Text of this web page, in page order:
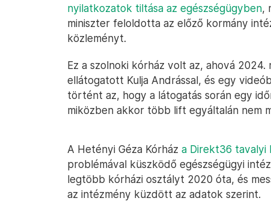
nyilatkozatok tiltása az egészségügyben,
miniszter feloldotta az előző kormány
közleményt.
Ez a szolnoki kórház volt az, ahová
ellátogatott Kulja Andrással, és egy
történt az, hogy a látogatás során egy
miközben akkor több lift egyáltalán nem
A Hetényi Géza Kórház a Direkt36 tavalyi
problémával küszködő egészségügyi
legtöbb kórházi osztályt 2020 óta, és
az intézmény küzdött az adatok szerint.